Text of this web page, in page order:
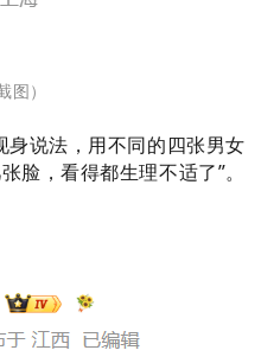
图）
身说法，用不同的四张男女
脸，看得都生理不适了”。